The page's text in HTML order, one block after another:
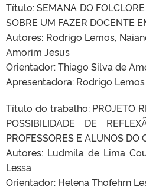
Título: SEMANA DO
SOBRE UM FAZER DOCENTE
Autores: Rodrigo Lemos,
Amorim Jesus
Orientador: Thiago Silva de
Apresentadora: Rodrigo Lemos
Título do trabalho: PROJETO
POSSIBILIDADE DE
PROFESSORES E ALUNOS DO
Autores: Ludmila de Lima
Lessa
Orientador: Helena Thofehrn